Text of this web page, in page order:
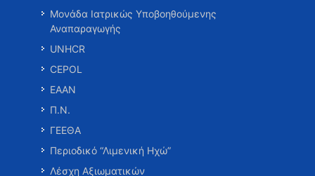
Μονάδα Ιατρικώς Υποβοηθούμενης
Αναπαραγωγής
UNHCR
CEPOL
ΕΑΑΝ
Π.Ν.
ΓΕΕΘΑ
Περιοδικό “Λιμενική Ηχώ”
Λέσχη Αξιωματικών